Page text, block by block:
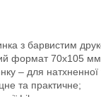
з барвистим
формат 70х105 мм
– для натхненної
та практичне;